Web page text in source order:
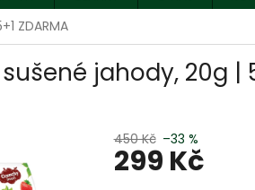
ZDARMA
jahody, 20g |
450 Kč –33 %
299 Kč